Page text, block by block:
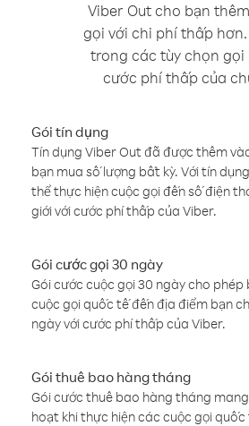
Viber Out cho bạn
gọi với chi phí thấp
trong các tùy chọn gọi
cước phí thấp của
Gói tín dụng
Tín dụng Viber Out đã được thêm
bạn mua số lượng bất kỳ. Với tín
thể thực hiện cuộc gọi đến số điện
giới với cước phí thấp của Viber.
Gói cước gọi 30 ngày
Gói cước cuộc gọi 30 ngày cho phép
cuộc gọi quốc tế đến địa điểm bạn
ngày với cước phí thấp của Viber.
Gói thuê bao hàng tháng
Gói cước thuê bao hàng tháng
hoạt khi thực hiện các cuộc gọi